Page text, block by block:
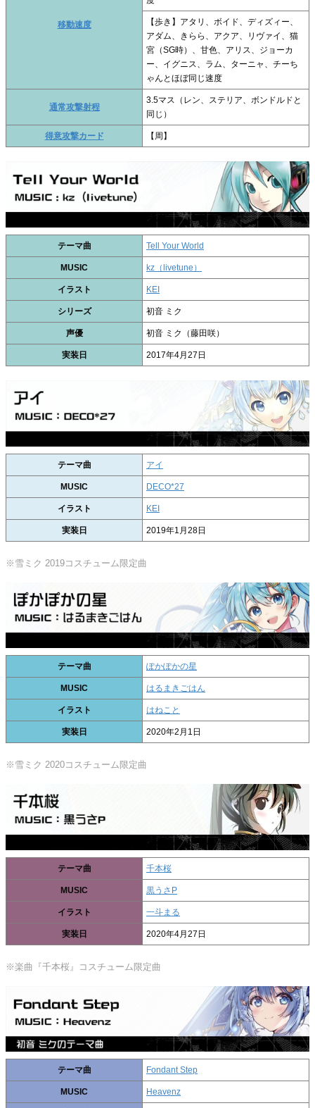
移動速度
【歩き】アタリ、ボイド、ディズィー、
アダム、きらら、アクア、リヴァイ、猫
宮（SG時）、甘色、アリス、ジョーカ
ー、イグニス、ラム、ターニャ、チーち
ゃんとほぼ同じ速度
通常攻撃射程
3.5マス（レン、ステリア、ボンドルドと
同じ）
得意攻撃カード 【周】
テーマ曲 Tell Your World
MUSIC kz（livetune）
イラスト KEI
シリーズ 初音 ミク
声優 初音 ミク（藤田咲）
実装日 2017年4月27日
テーマ曲 アイ
MUSIC DECO*27
イラスト KEI
実装日 2019年1月28日
※雪ミク 2019コスチューム限定曲
テーマ曲 ぽかぽかの星
MUSIC はるまきごはん
イラスト はねこと
実装日 2020年2月1日
※雪ミク 2020コスチューム限定曲
テーマ曲 千本桜
MUSIC 黒うさP
イラスト 一斗まる
実装日 2020年4月27日
※楽曲『千本桜』コスチューム限定曲
テーマ曲 Fondant Step
MUSIC Heavenz